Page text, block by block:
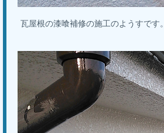
瓦屋根の漆喰補修の施工のようすです。